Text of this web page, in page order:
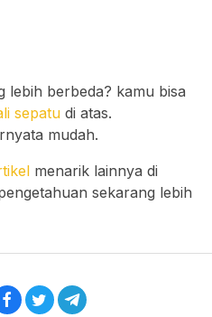
lebih berbeda? kamu bisa
sepatu di atas.
mudah.
menarik lainnya di
sekarang lebih